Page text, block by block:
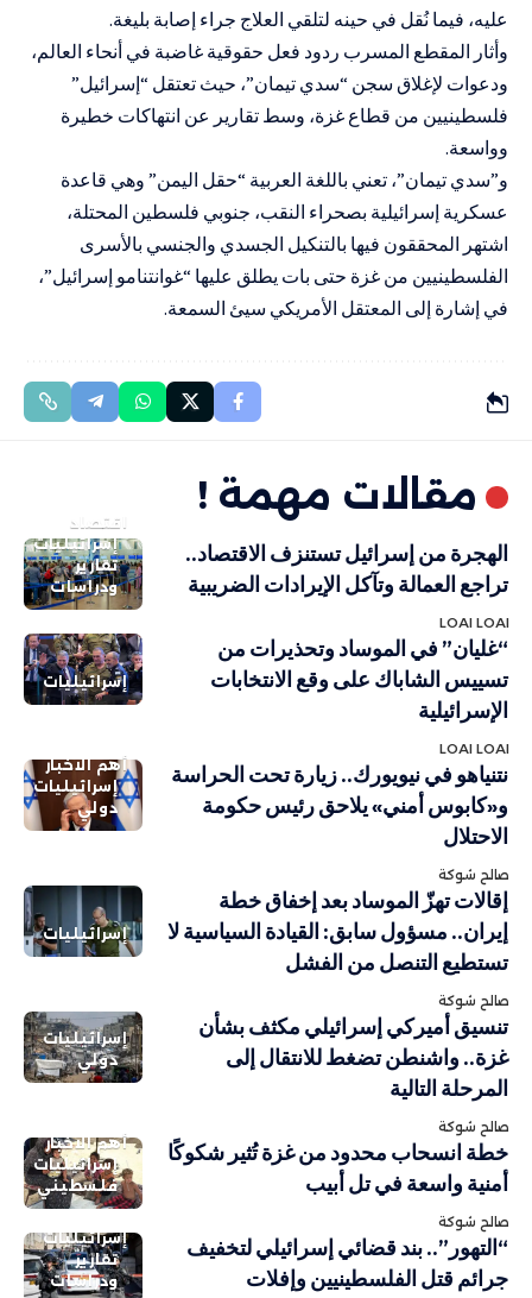
عليه، فيما نُقل في حينه لتلقي العلاج جراء إصابة بليغة.
وأثار المقطع المسرب ردود فعل حقوقية غاضبة في أنحاء العالم،
ودعوات لإغلاق سجن “سدي تيمان”، حيث تعتقل “إسرائيل”
فلسطينيين من قطاع غزة، وسط تقارير عن انتهاكات خطيرة
وواسعة.
و”سدي تيمان”، تعني باللغة العربية “حقل اليمن” وهي قاعدة
عسكرية إسرائيلية بصحراء النقب، جنوبي فلسطين المحتلة،
اشتهر المحققون فيها بالتنكيل الجسدي والجنسي بالأسرى
الفلسطينيين من غزة حتى بات يطلق عليها “غوانتنامو إسرائيل”،
في إشارة إلى المعتقل الأمريكي سيئ السمعة.
مقالات مهمة !
اقتصاد
إسرائيليات
تقارير
ودراسات
الهجرة من إسرائيل تستنزف الاقتصاد..
تراجع العمالة وتآكل الإيرادات الضريبية
LOAI LOAI
إسرائيليات
“غليان” في الموساد وتحذيرات من
تسييس الشاباك على وقع الانتخابات
الإسرائيلية
LOAI LOAI
أهم الاخبار
إسرائيليات
دولي
نتنياهو في نيويورك.. زيارة تحت الحراسة
و«كابوس أمني» يلاحق رئيس حكومة
الاحتلال
صالح شوكة
إسرائيليات
إقالات تهزّ الموساد بعد إخفاق خطة
إيران.. مسؤول سابق: القيادة السياسية لا
تستطيع التنصل من الفشل
صالح شوكة
إسرائيليات
دولي
تنسيق أميركي إسرائيلي مكثف بشأن
غزة.. واشنطن تضغط للانتقال إلى
المرحلة التالية
صالح شوكة
أهم الاخبار
إسرائيليات
فلسطيني
خطة انسحاب محدود من غزة تُثير شكوكًا
أمنية واسعة في تل أبيب
صالح شوكة
إسرائيليات
تقارير
ودراسات
“التهور”.. بند قضائي إسرائيلي لتخفيف
جرائم قتل الفلسطينيين وإفلات